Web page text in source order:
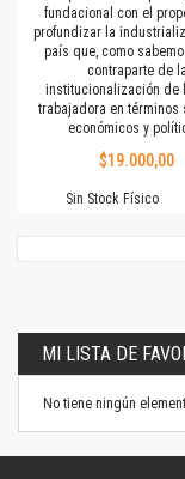
fundacional con el
profundizar la
país que, como
contraparte de la
institucionalización de
trabajadora en términos
económicos y
$19.000,00
Sin Stock Físico
MI LISTA DE
No tiene ningún